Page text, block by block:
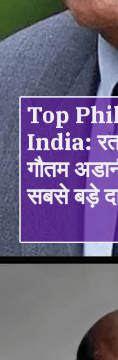
Top
India:
गौतम
सबसे बड़े